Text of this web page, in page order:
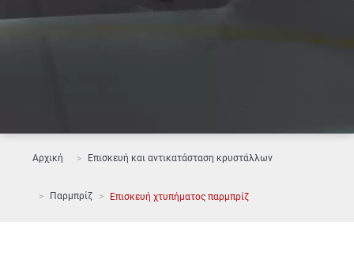
Αρχική Επισκευή και αντικατάσταση κρυστάλλων
Παρμπρίζ Επισκευή χτυπήματος παρμπρίζ